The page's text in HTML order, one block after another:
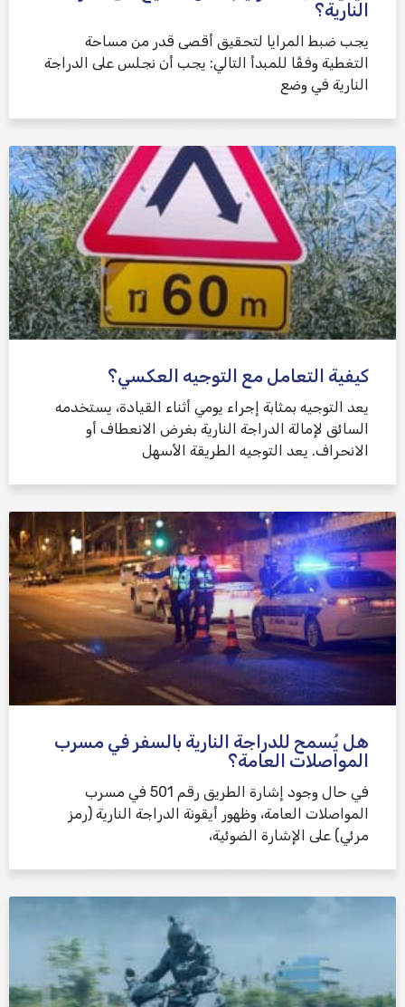
النارية؟
يجب ضبط المرايا لتحقيق أقصى قدر من مساحة
التغطية وفقًا للمبدأ التالي: يجب أن نجلس على الدراجة
النارية في وضع
كيفية التعامل مع التوجيه العكسي؟
يعد التوجيه بمثابة إجراء يومي أثناء القيادة، يستخدمه
السائق لإمالة الدراجة النارية بغرض الانعطاف أو
الانحراف. يعد التوجيه الطريقة الأسهل
هل يُسمح للدراجة النارية بالسفر في مسرب
المواصلات العامة؟
في حال وجود إشارة الطريق رقم 501 في مسرب
المواصلات العامة، وظهور أيقونة الدراجة النارية (رمز
مرئي) على الإشارة الضوئية،